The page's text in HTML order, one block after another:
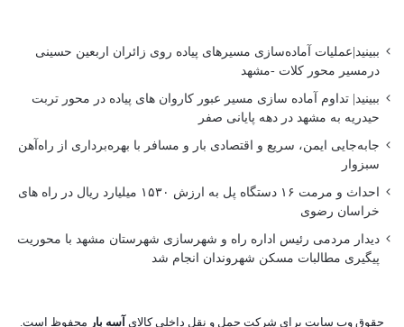
ببینید|عملیات آماده‌سازی مسیرهای پیاده روی زائران اربعین حسینی
درمسیر محور کلات -مشهد
ببینید| تداوم آماده سازی مسیر عبور کاروان های پیاده در محور تربت
حیدریه به مشهد در دهه پایانی صفر
جابه‌جایی ایمن، سریع و اقتصادی بار و مسافر با بهره‌برداری از راه‌آهن
سبزوار
احداث و مرمت ۱۶ دستگاه پل به ارزش ۱۵۳۰ میلیارد ریال در راه های
خراسان رضوی
دیدار مردمی رئیس اداره راه و شهرسازی شهرستان مشهد با محوریت
پیگیری مطالبات مسکن شهروندان انجام شد
حقوق وب سایت برای شرکت حمل و نقل داخلی کالای آسه بار محفوظ است.